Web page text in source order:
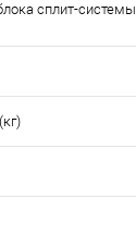
сплит-системы